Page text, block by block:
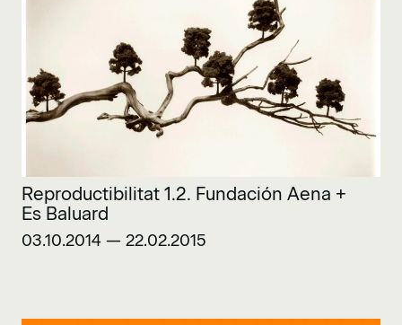
Reproductibilitat 1.2. Fundación Aena +
Es Baluard
03.10.2014 — 22.02.2015